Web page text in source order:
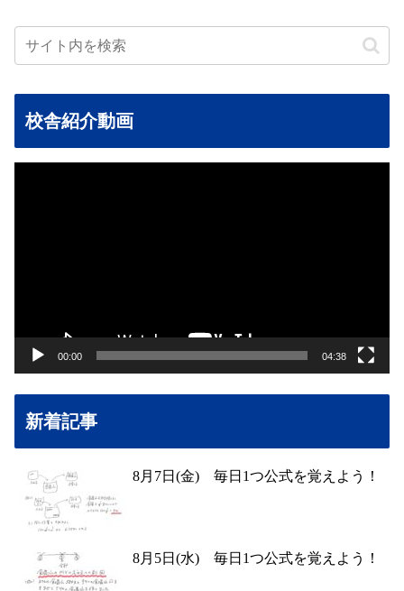
校舎紹介動画
00:00 04:38
新着記事
8月7日(金) 毎日1つ公式を覚えよう！
8月5日(水) 毎日1つ公式を覚えよう！